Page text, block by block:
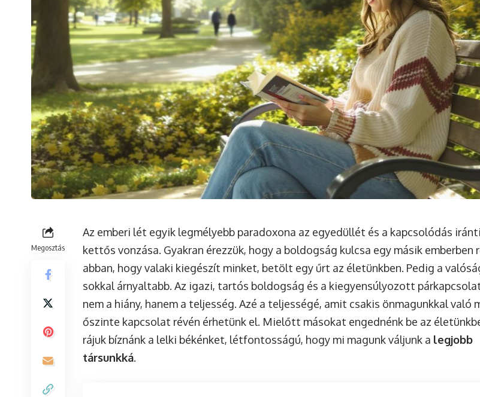
Megosztás
Az emberi lét egyik legmélyebb paradoxona az egyedüllét és a kapcsolódás
kettős vonzása. Gyakran érezzük, hogy a boldogság kulcsa egy másik emberben
abban, hogy valaki kiegészít minket, betölt egy űrt az életünkben. Pedig a
sokkal árnyaltabb. Az igazi, tartós boldogság és a kiegyensúlyozott
nem a hiány, hanem a teljesség. Azé a teljességé, amit csakis önmagunkkal való
őszinte kapcsolat révén érhetünk el. Mielőtt másokat engednénk be az
rájuk bíznánk a lelki békénket, létfontosságú, hogy mi magunk váljunk a legjobb
társunkká.